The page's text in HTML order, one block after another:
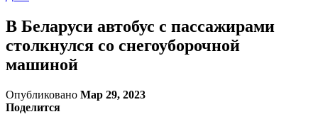
В Беларуси автобус с пассажирами
столкнулся со снегоуборочной
машиной
Опубликовано Мар 29, 2023
Поделится